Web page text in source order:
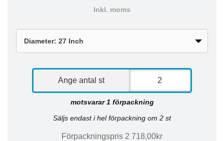
Inkl. moms
Ange antal st
motsvarar 1 förpackning
Säljs endast i hel förpackning om 2 st
Förpackningspris 2 718,00kr